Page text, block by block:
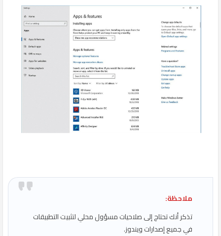
ملاحظة:
تذكر أنك تحتاج إلى صلاحيات مسؤول محلي لتثبيت التطبيقات
في جميع إصدارات ويندوز.